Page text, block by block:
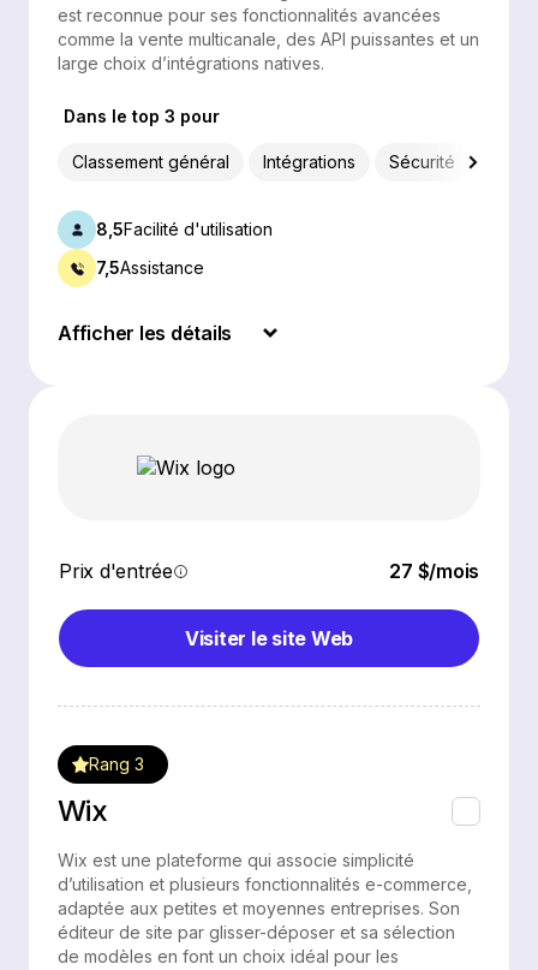
est reconnue pour ses fonctionnalités avancées
comme la vente multicanale, des API puissantes et un
large choix d’intégrations natives.
Dans le top 3 pour
Classement général Intégrations Sécurité
8,5Facilité d'utilisation
7,5Assistance
Afficher les détails
Prix d'entrée 27 $/mois
Visiter le site Web
Wix
Rang 3
Wix est une plateforme qui associe simplicité
d’utilisation et plusieurs fonctionnalités e-commerce,
adaptée aux petites et moyennes entreprises. Son
éditeur de site par glisser-déposer et sa sélection
de modèles en font un choix idéal pour les